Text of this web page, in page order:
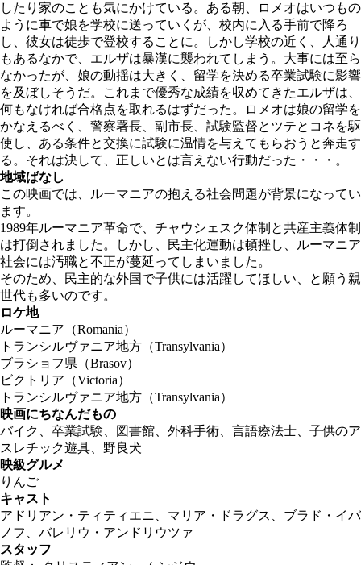
したり家のことも気にかけている。ある朝、ロメオはいつもの
ように車で娘を学校に送っていくが、校内に入る手前で降ろ
し、彼女は徒歩で登校することに。しかし学校の近く、人通り
もあるなかで、エルザは暴漢に襲われてしまう。大事には至ら
なかったが、娘の動揺は大きく、留学を決める卒業試験に影響
を及ぼしそうだ。これまで優秀な成績を収めてきたエルザは、
何もなければ合格点を取れるはずだった。ロメオは娘の留学を
かなえるべく、警察署長、副市長、試験監督とツテとコネを駆
使し、ある条件と交換に試験に温情を与えてもらおうと奔走す
る。それは決して、正しいとは言えない行動だった・・・。
地域ばなし
この映画では、ルーマニアの抱える社会問題が背景になってい
ます。
1989年ルーマニア革命で、チャウシェスク体制と共産主義体制
は打倒されました。しかし、民主化運動は頓挫し、ルーマニア
社会には汚職と不正が蔓延ってしまいました。
そのため、民主的な外国で子供には活躍してほしい、と願う親
世代も多いのです。
ロケ地
ルーマニア（Romania）
トランシルヴァニア地方（Transylvania）
ブラショフ県（Brasov）
ビクトリア（Victoria）
トランシルヴァニア地方（Transylvania）
映画にちなんだもの
バイク、卒業試験、図書館、外科手術、言語療法士、子供のア
スレチック遊具、野良犬
映級グルメ
りんご
キャスト
アドリアン・ティティエニ、マリア・ドラグス、ブラド・イバ
ノフ、バレリウ・アンドリウツァ
スタッフ